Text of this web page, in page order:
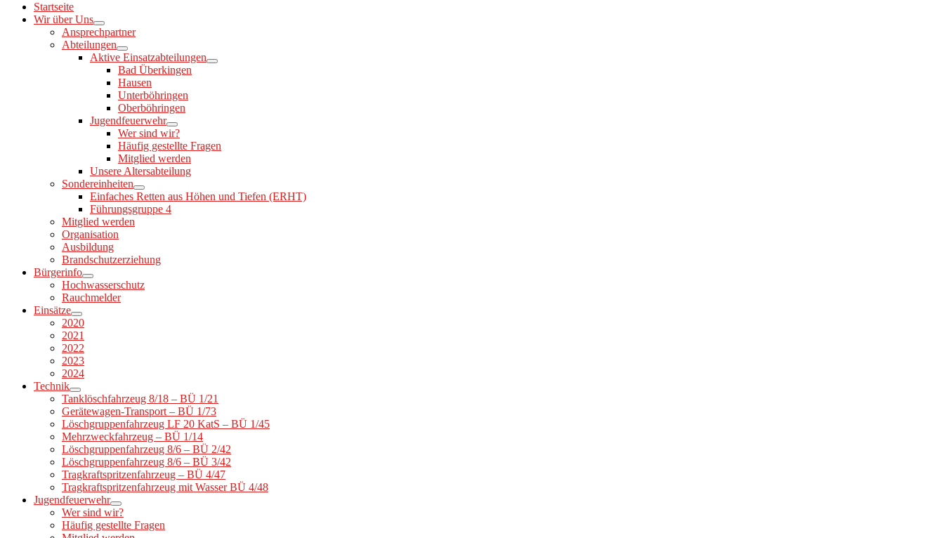
Startseite
Wir über Uns
Ansprechpartner
Abteilungen
Aktive Einsatzabteilungen
Bad Überkingen
Hausen
Unterböhringen
Oberböhringen
Jugendfeuerwehr
Wer sind wir?
Häufig gestellte Fragen
Mitglied werden
Unsere Altersabteilung
Sondereinheiten
Einfaches Retten aus Höhen und Tiefen (ERHT)
Führungsgruppe 4
Mitglied werden
Organisation
Ausbildung
Brandschutzerziehung
Bürgerinfo
Hochwasserschutz
Rauchmelder
Einsätze
2020
2021
2022
2023
2024
Technik
Tanklöschfahrzeug 8/18 – BÜ 1/21
Gerätewagen-Transport – BÜ 1/73
Löschgruppenfahrzeug LF 20 KatS – BÜ 1/45
Mehrzweckfahrzeug – BÜ 1/14
Löschgruppenfahrzeug 8/6 – BÜ 2/42
Löschgruppenfahrzeug 8/6 – BÜ 3/42
Tragkraftspritzenfahrzeug – BÜ 4/47
Tragkraftspritzenfahrzeug mit Wasser BÜ 4/48
Jugendfeuerwehr
Wer sind wir?
Häufig gestellte Fragen